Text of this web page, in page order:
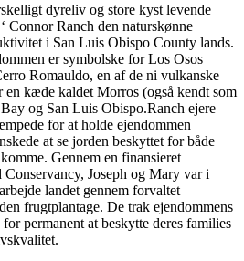
dyreliv og store kyst levende
Connor Ranch den naturskønne
i San Luis Obispo County lands.
er symbolske for Los Osos
Romauldo, en af de ni vulkanske
en kæde kaldet Morros (også kendt som
og San Luis Obispo.Ranch ejere
for at holde ejendommen
at se jorden beskyttet for både
Gennem en finansieret
Joseph og Mary var i
landet gennem forvaltet
frugtplantage. De trak ejendommens
permanent at beskytte deres families